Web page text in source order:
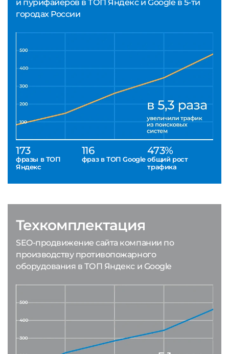
и пурифайеров в ТОП Яндекс и Google в 5-ти
городах России
173
фразы в ТОП
Яндекс
116
фраз в ТОП Google
473%
общий рост
трафика
Техкомплектация
SEO-продвижение сайта компании по
производству противопожарного
оборудования в ТОП Яндекс и Google